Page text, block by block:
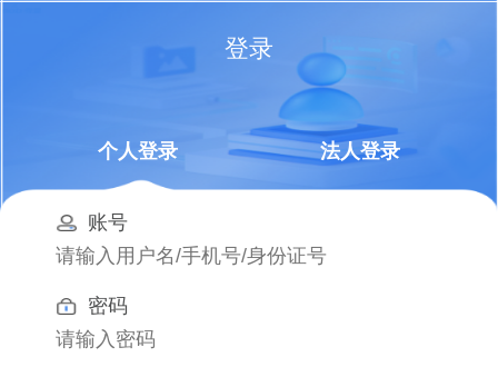
登录
个人登录 法人登录
账号
密码